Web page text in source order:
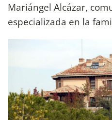
Mariángel Alcázar,
especializada en la